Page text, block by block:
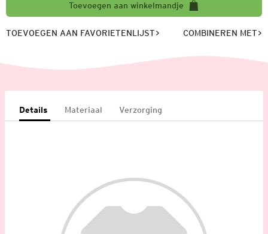
Toevoegen aan winkelmandje
TOEVOEGEN AAN FAVORIETENLIJST COMBINEREN MET
Details Materiaal Verzorging